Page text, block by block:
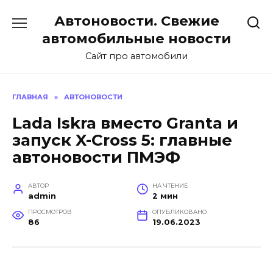
содержанию
Автоновости. Свежие
автомобильные новости
Сайт про автомобили
ГЛАВНАЯ » АВТОНОВОСТИ
Lada Iskra вместо Granta и
запуск X-Cross 5: главные
автоновости ПМЭФ
АВТОР
admin
НА ЧТЕНИЕ
2 мин
ПРОСМОТРОВ
86
ОПУБЛИКОВАНО
19.06.2023